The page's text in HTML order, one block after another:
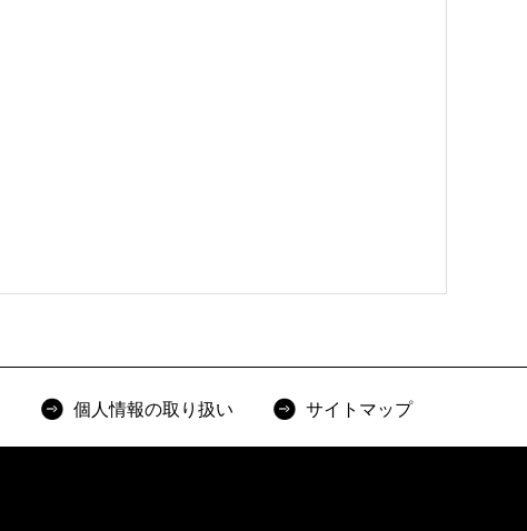
個人情報の取り扱い サイトマップ